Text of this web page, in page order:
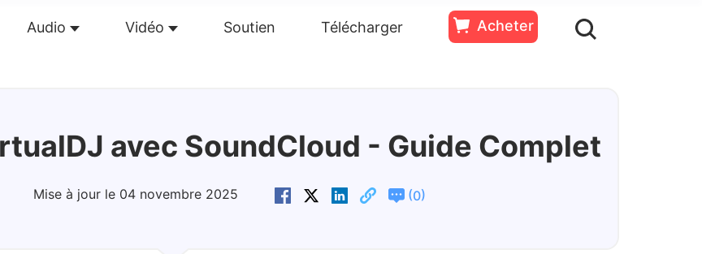
Audio Vidéo Soutien Télécharger Acheter
Essai
Acheter
avec SoundCloud - Guide Complet
Mise à jour le 04 novembre 2025 (0)